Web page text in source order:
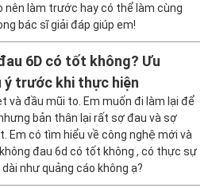
nên làm trước hay có thể làm cùng
bác sĩ giải đáp giúp em!
6D có tốt không? Ưu
ý trước khi thực hiện
và đầu mũi to. Em muốn đi làm lại để
bản thân lại rất sợ đau và sợ
Em có tìm hiểu về công nghệ mới và
đau 6d có tốt không , có thực sự
như quảng cáo không ạ?